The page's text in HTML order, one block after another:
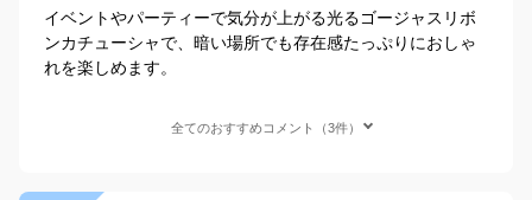
イベントやパーティーで気分が上がる光るゴージャスリボ
ンカチューシャで、暗い場所でも存在感たっぷりにおしゃ
れを楽しめます。
全てのおすすめコメント（3件）